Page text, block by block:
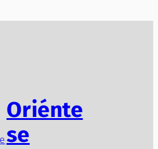
Oriénte
se